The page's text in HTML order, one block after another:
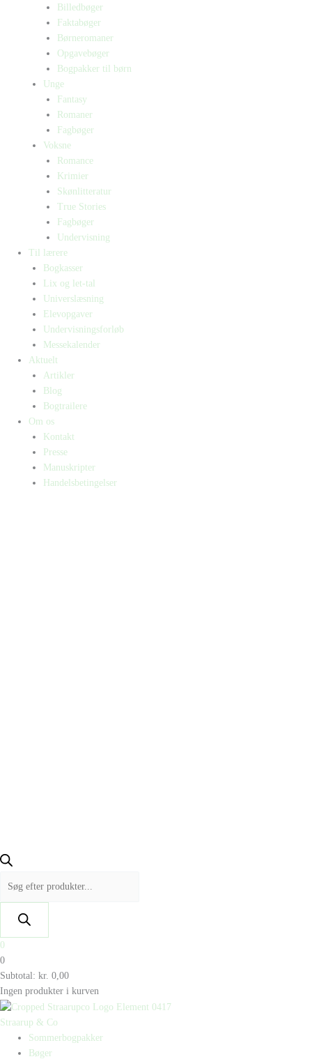
Billedbøger
Faktabøger
Børneromaner
Opgavebøger
Bogpakker til børn
Unge
Fantasy
Romaner
Fagbøger
Voksne
Romance
Krimier
Skønlitteratur
True Stories
Fagbøger
Undervisning
Til lærere
Bogkasser
Lix og let-tal
Universlæsning
Elevopgaver
Undervisningsforløb
Messekalender
Aktuelt
Artikler
Blog
Bogtrailere
Om os
Kontakt
Presse
Manuskripter
Handelsbetingelser
0
0
Subtotal: kr. 0,00
Ingen produkter i kurven
Straarup & Co
Sommerbogpakker
Bøger